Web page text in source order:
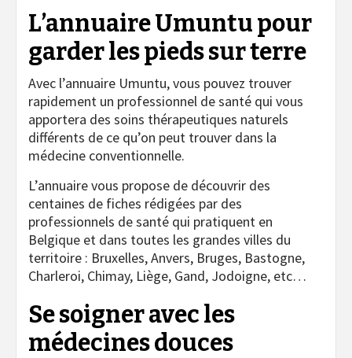
L’annuaire Umuntu pour
garder les pieds sur terre
Avec l’annuaire Umuntu, vous pouvez trouver
rapidement un professionnel de santé qui vous
apportera des soins thérapeutiques naturels
différents de ce qu’on peut trouver dans la
médecine conventionnelle.
L’annuaire vous propose de découvrir des
centaines de fiches rédigées par des
professionnels de santé qui pratiquent en
Belgique et dans toutes les grandes villes du
territoire : Bruxelles, Anvers, Bruges, Bastogne,
Charleroi, Chimay, Liège, Gand, Jodoigne, etc…
Se soigner avec les
médecines douces